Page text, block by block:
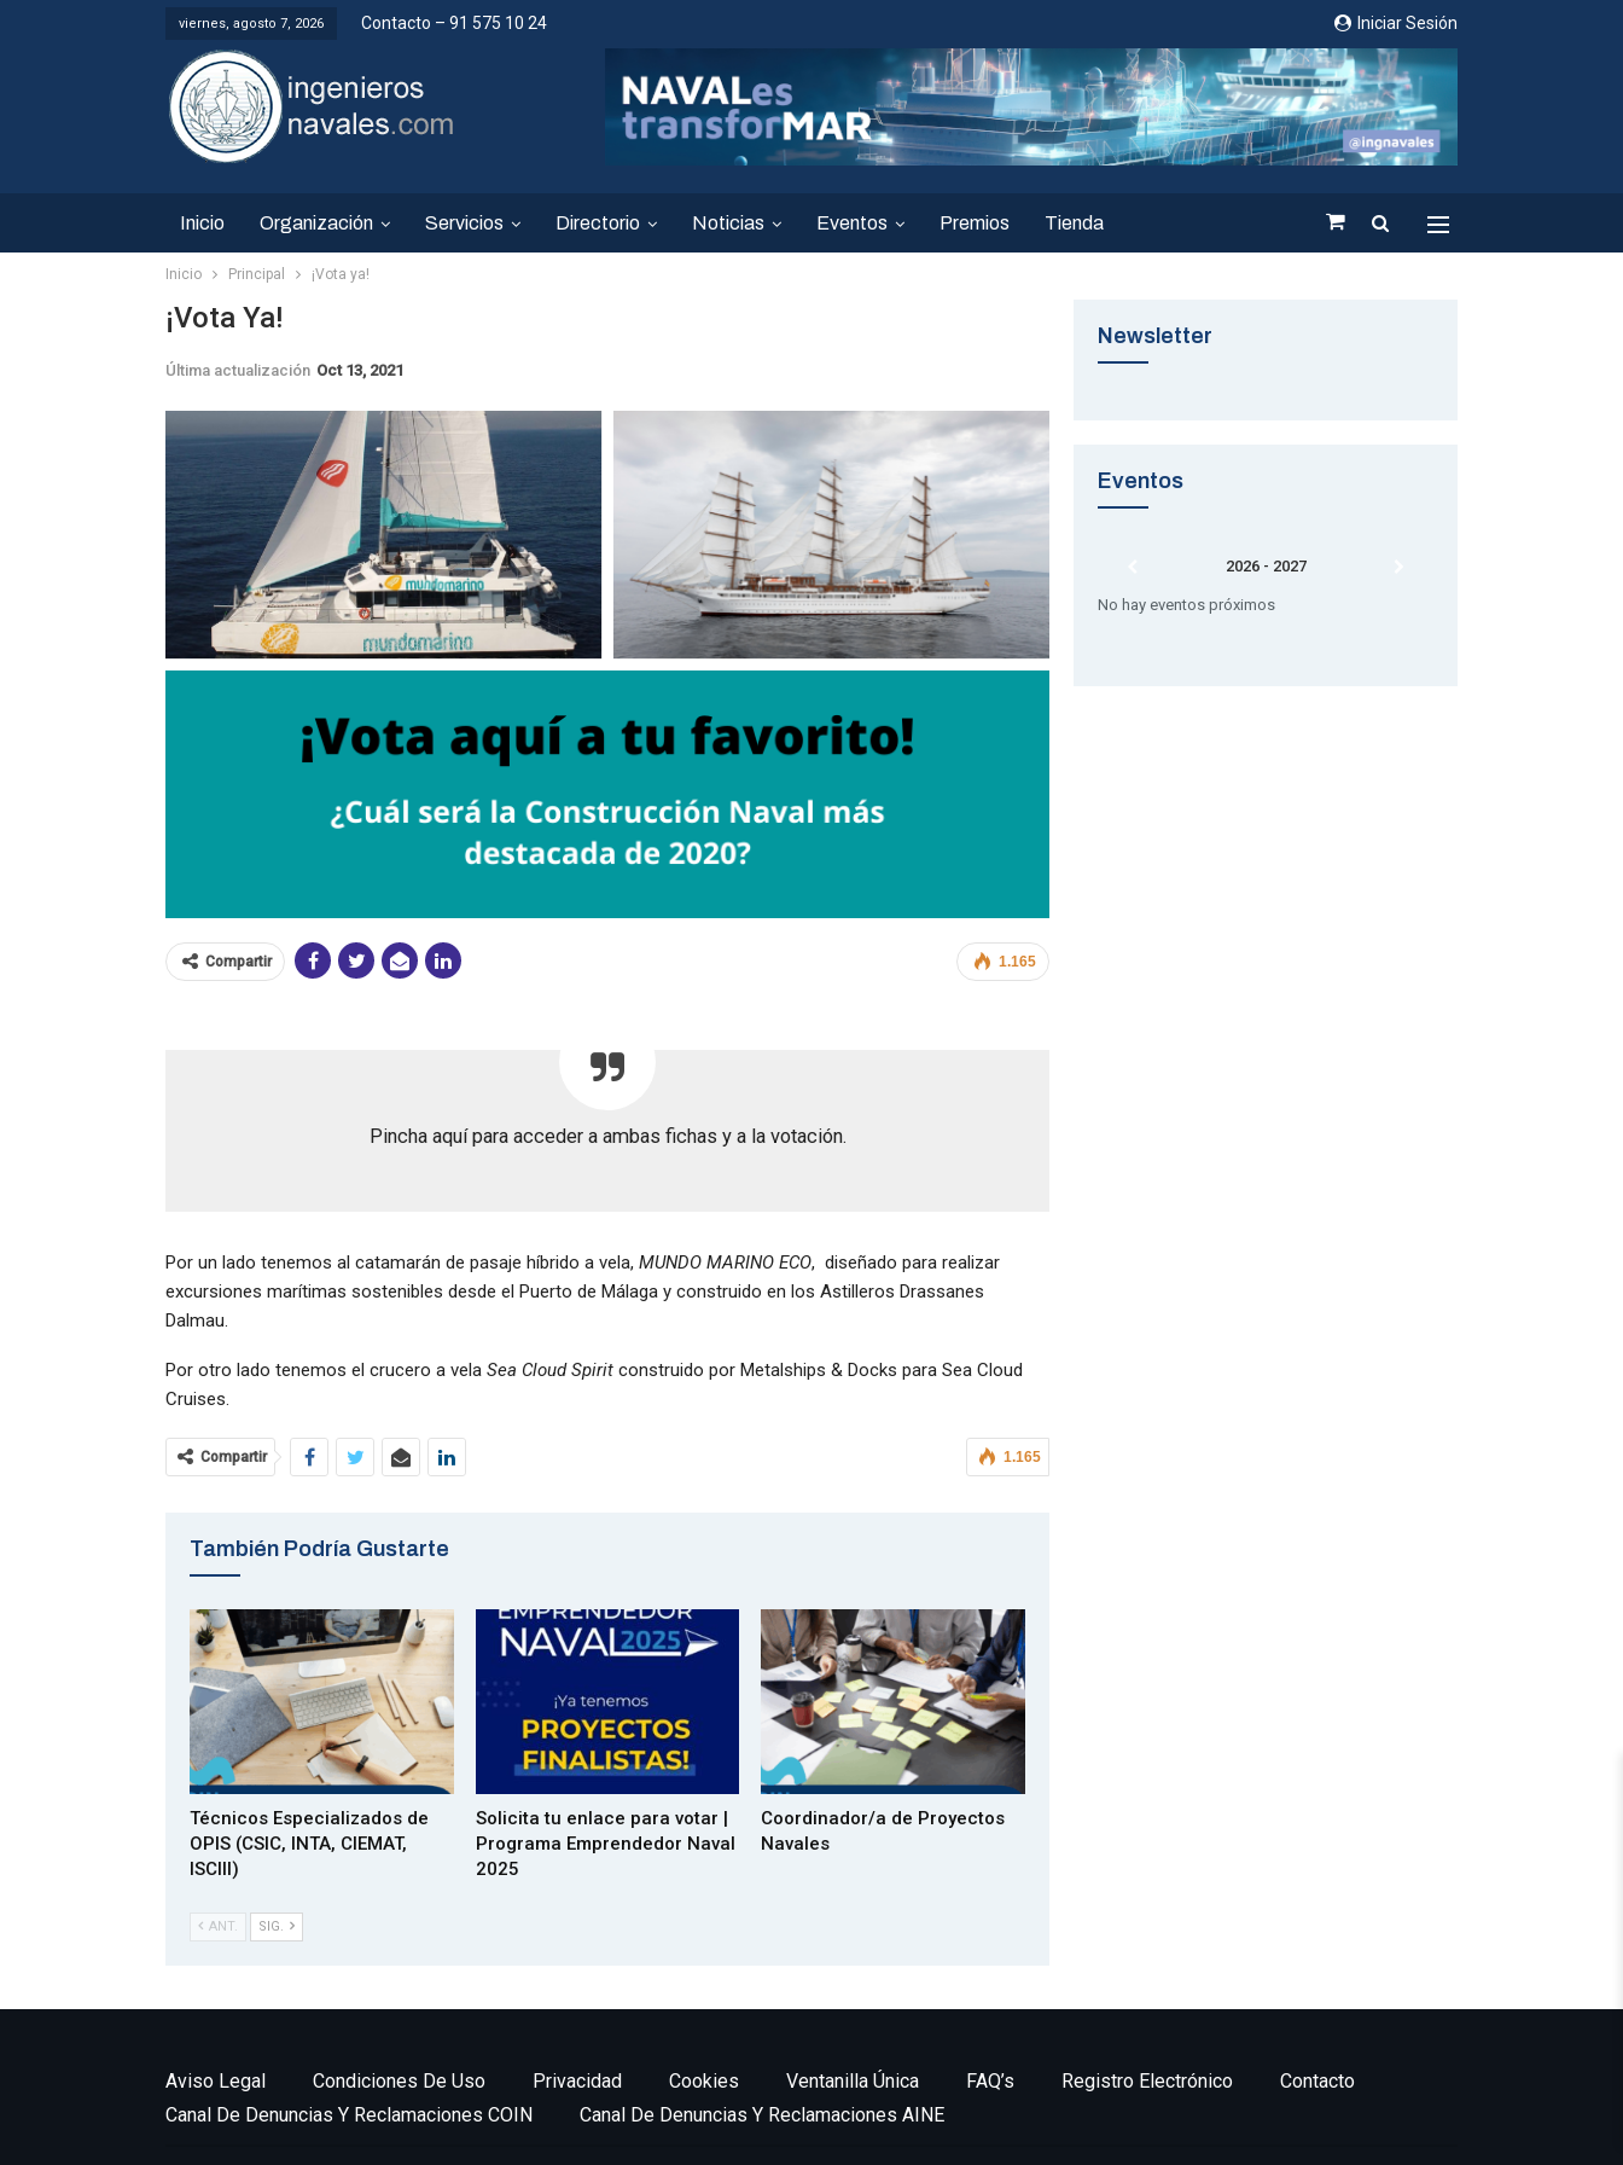
Iniciar Sesión
viernes, agosto 7, 2026 Contacto – 91 575 10 24
Inicio Organización Servicios Directorio Noticias Eventos Premios Tienda
Inicio Principal ¡Vota ya!
¡Vota Ya!
Última actualización Oct 13, 2021
1.165
Compartir
Pincha aquí para acceder a ambas fichas y a la votación.
Por un lado tenemos al catamarán de pasaje híbrido a vela, MUNDO MARINO ECO, diseñado para realizar
excursiones marítimas sostenibles desde el Puerto de Málaga y construido en los Astilleros Drassanes
Dalmau.
Por otro lado tenemos el crucero a vela Sea Cloud Spirit construido por Metalships & Docks para Sea Cloud
Cruises.
1.165
Compartir
También Podría Gustarte
Técnicos Especializados de
OPIS (CSIC, INTA, CIEMAT,
ISCIII)
Solicita tu enlace para votar |
Programa Emprendedor Naval
2025
Coordinador/a de Proyectos
Navales
ANT. SIG.
Newsletter
Eventos
2026 - 2027
No hay eventos próximos
Aviso Legal Condiciones De Uso Privacidad Cookies Ventanilla Única FAQ’s Registro Electrónico
Contacto
Canal De Denuncias Y Reclamaciones COIN
Canal De Denuncias Y Reclamaciones AINE